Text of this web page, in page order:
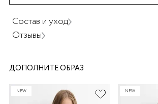
Состав и уход
Отзывы
ДОПОЛНИТЕ ОБРАЗ
NEW NEW